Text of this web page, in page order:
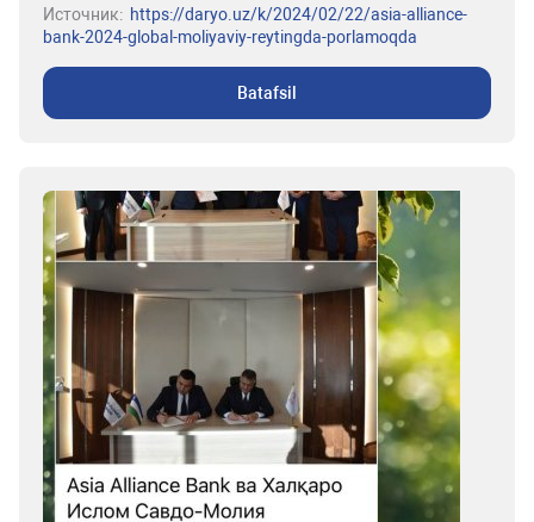
Источник: https://daryo.uz/k/2024/02/22/asia-alliance-
bank-2024-global-moliyaviy-reytingda-porlamoqda
Batafsil